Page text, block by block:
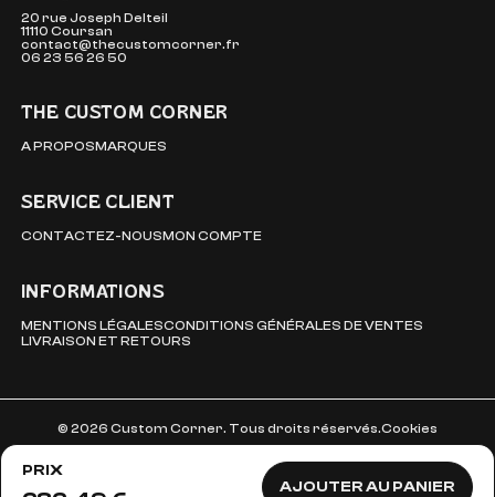
PRIX
AJOUTER AU PANIER
20 rue Joseph Delteil
11110 Coursan
contact@thecustomcorner.fr
06 23 56 26 50
THE CUSTOM CORNER
A PROPOSMARQUES
SERVICE CLIENT
CONTACTEZ-NOUSMON COMPTE
INFORMATIONS
MENTIONS LÉGALESCONDITIONS GÉNÉRALES DE VENTES
LIVRAISON ET RETOURS
© 2026 Custom Corner. Tous droits réservés.Cookies